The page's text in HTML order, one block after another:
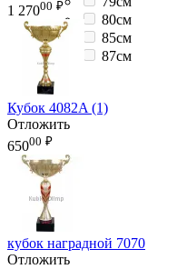
80см
85см
87см
1 27000 ₽
Кубок 4082A (1)
Отложить
65000 ₽
кубок наградной 7070
Отложить